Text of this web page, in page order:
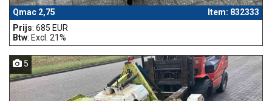
Qmac 2,75
Item: 832333
Prijs: 685 EUR
Btw: Excl. 21%
5